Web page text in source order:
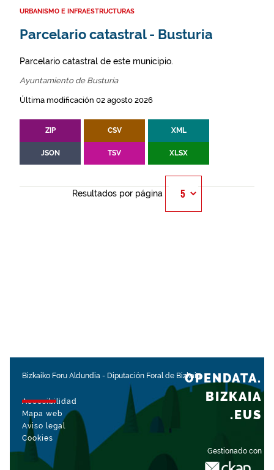
URBANISMO E INFRAESTRUCTURAS
Parcelario catastral - Busturia
Parcelario catastral de este municipio.
Ayuntamiento de Busturia
Última modificación 02 agosto 2026
ZIP CSV XML
JSON TSV XLSX
Resultados por página
Bizkaiko Foru Aldundia - Diputación Foral de Bizkaia
Accesibilidad
Mapa web
Aviso legal
Cookies
Gestionado con
OPENDATA.
BIZKAIA
.EUS